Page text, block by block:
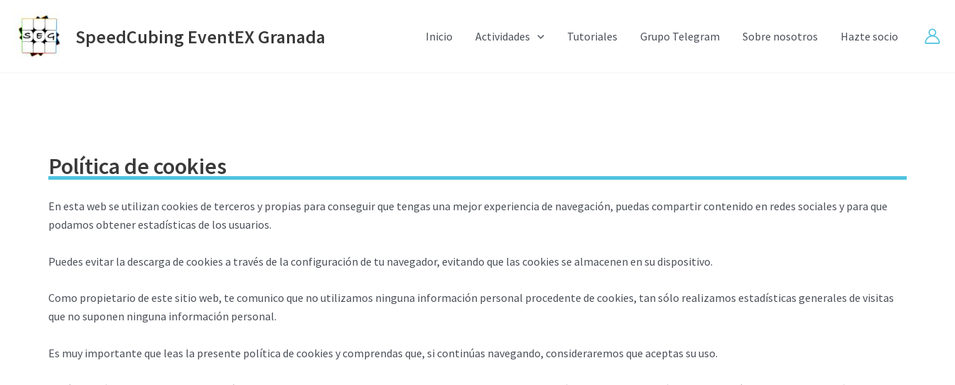
contenido
SpeedCubing EventEX Granada Inicio Actividades Tutoriales Grupo Telegram Sobre nosotros Hazte socio
Política de cookies
En esta web se utilizan cookies de terceros y propias para conseguir que tengas una mejor experiencia de navegación, puedas compartir contenido en redes sociales y para que
podamos obtener estadísticas de los usuarios.
Puedes evitar la descarga de cookies a través de la configuración de tu navegador, evitando que las cookies se almacenen en su dispositivo.
Como propietario de este sitio web, te comunico que no utilizamos ninguna información personal procedente de cookies, tan sólo realizamos estadísticas generales de visitas
que no suponen ninguna información personal.
Es muy importante que leas la presente política de cookies y comprendas que, si continúas navegando, consideraremos que aceptas su uso.